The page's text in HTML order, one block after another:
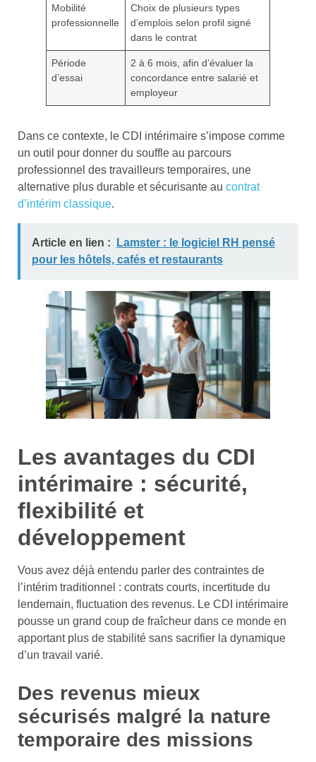
Mobilité
professionnelle
Choix de plusieurs types
d’emplois selon profil signé
dans le contrat
Période
d’essai
2 à 6 mois, afin d’évaluer la
concordance entre salarié et
employeur
Dans ce contexte, le CDI intérimaire s’impose comme
un outil pour donner du souffle au parcours
professionnel des travailleurs temporaires, une
alternative plus durable et sécurisante au contrat
d’intérim classique.
Article en lien :
Lamster : le logiciel RH pensé
pour les hôtels, cafés et restaurants
Les avantages du CDI
intérimaire : sécurité,
flexibilité et
développement
Vous avez déjà entendu parler des contraintes de
l’intérim traditionnel : contrats courts, incertitude du
lendemain, fluctuation des revenus. Le CDI intérimaire
pousse un grand coup de fraîcheur dans ce monde en
apportant plus de stabilité sans sacrifier la dynamique
d’un travail varié.
Des revenus mieux
sécurisés malgré la nature
temporaire des missions